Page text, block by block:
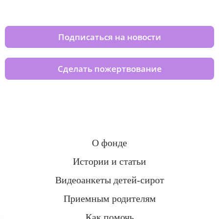
Подписаться на новости
Сделать пожертвование
О фонде
Истории и статьи
Видеоанкеты детей-сирот
Приемным родителям